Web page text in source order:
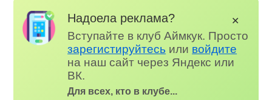
Надоела реклама?
Вступайте в клуб Аймкук. Просто
зарегистируйтесь или войдите
на наш сайт через Яндекс или
ВК.
Для всех, кто в клубе...
✕